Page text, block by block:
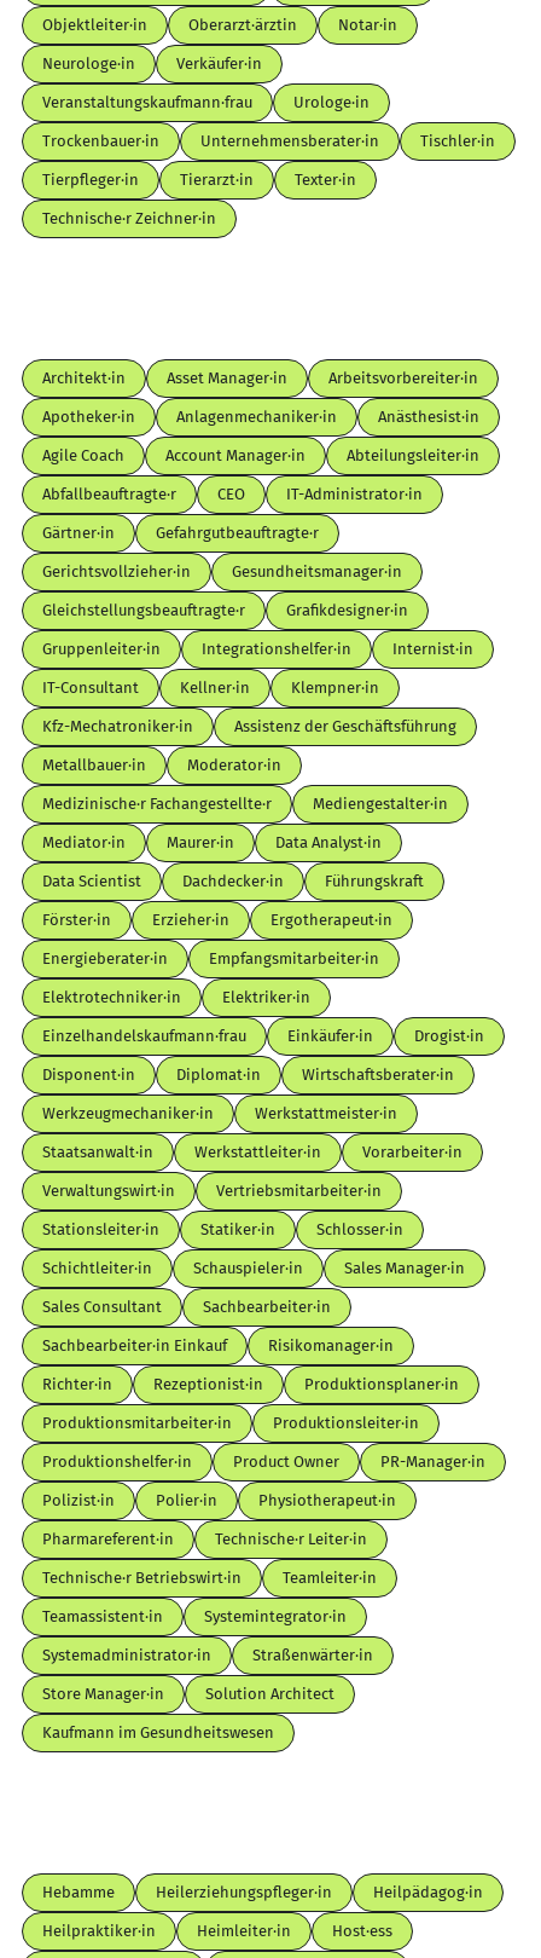
Objektleiter·in Oberarzt·ärztin Notar·in
Neurologe·in Verkäufer·in
Veranstaltungskaufmann·frau Urologe·in
Trockenbauer·in Unternehmensberater·in Tischler·in
Tierpfleger·in Tierarzt·in Texter·in
Technische·r Zeichner·in
Architekt·in Asset Manager·in Arbeitsvorbereiter·in
Apotheker·in Anlagenmechaniker·in Anästhesist·in
Agile Coach Account Manager·in Abteilungsleiter·in
Abfallbeauftragte·r CEO IT-Administrator·in
Gärtner·in Gefahrgutbeauftragte·r
Gerichtsvollzieher·in Gesundheitsmanager·in
Gleichstellungsbeauftragte·r Grafikdesigner·in
Gruppenleiter·in Integrationshelfer·in Internist·in
IT-Consultant Kellner·in Klempner·in
Kfz-Mechatroniker·in Assistenz der Geschäftsführung
Metallbauer·in Moderator·in
Medizinische·r Fachangestellte·r Mediengestalter·in
Mediator·in Maurer·in Data Analyst·in
Data Scientist Dachdecker·in Führungskraft
Förster·in Erzieher·in Ergotherapeut·in
Energieberater·in Empfangsmitarbeiter·in
Elektrotechniker·in Elektriker·in
Einzelhandelskaufmann·frau Einkäufer·in Drogist·in
Disponent·in Diplomat·in Wirtschaftsberater·in
Werkzeugmechaniker·in Werkstattmeister·in
Staatsanwalt·in Werkstattleiter·in Vorarbeiter·in
Verwaltungswirt·in Vertriebsmitarbeiter·in
Stationsleiter·in Statiker·in Schlosser·in
Schichtleiter·in Schauspieler·in Sales Manager·in
Sales Consultant Sachbearbeiter·in
Sachbearbeiter·in Einkauf Risikomanager·in
Richter·in Rezeptionist·in Produktionsplaner·in
Produktionsmitarbeiter·in Produktionsleiter·in
Produktionshelfer·in Product Owner PR-Manager·in
Polizist·in Polier·in Physiotherapeut·in
Pharmareferent·in Technische·r Leiter·in
Technische·r Betriebswirt·in Teamleiter·in
Teamassistent·in Systemintegrator·in
Systemadministrator·in Straßenwärter·in
Store Manager·in Solution Architect
Kaufmann im Gesundheitswesen
Hebamme Heilerziehungspfleger·in Heilpädagog·in
Heilpraktiker·in Heimleiter·in Host·ess